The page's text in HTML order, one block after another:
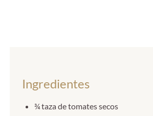
Ingredientes
¾ taza de tomates secos